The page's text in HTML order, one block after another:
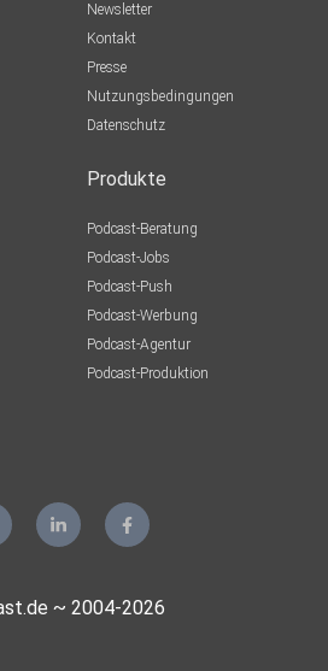
Newsletter
Kontakt
Presse
Nutzungsbedingungen
Datenschutz
Produkte
Podcast-Beratung
Podcast-Jobs
Podcast-Push
Podcast-Werbung
Podcast-Agentur
Podcast-Produktion
~ 2004-2026